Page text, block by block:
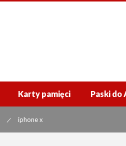
Karty pamięci Paski do
| iphone x